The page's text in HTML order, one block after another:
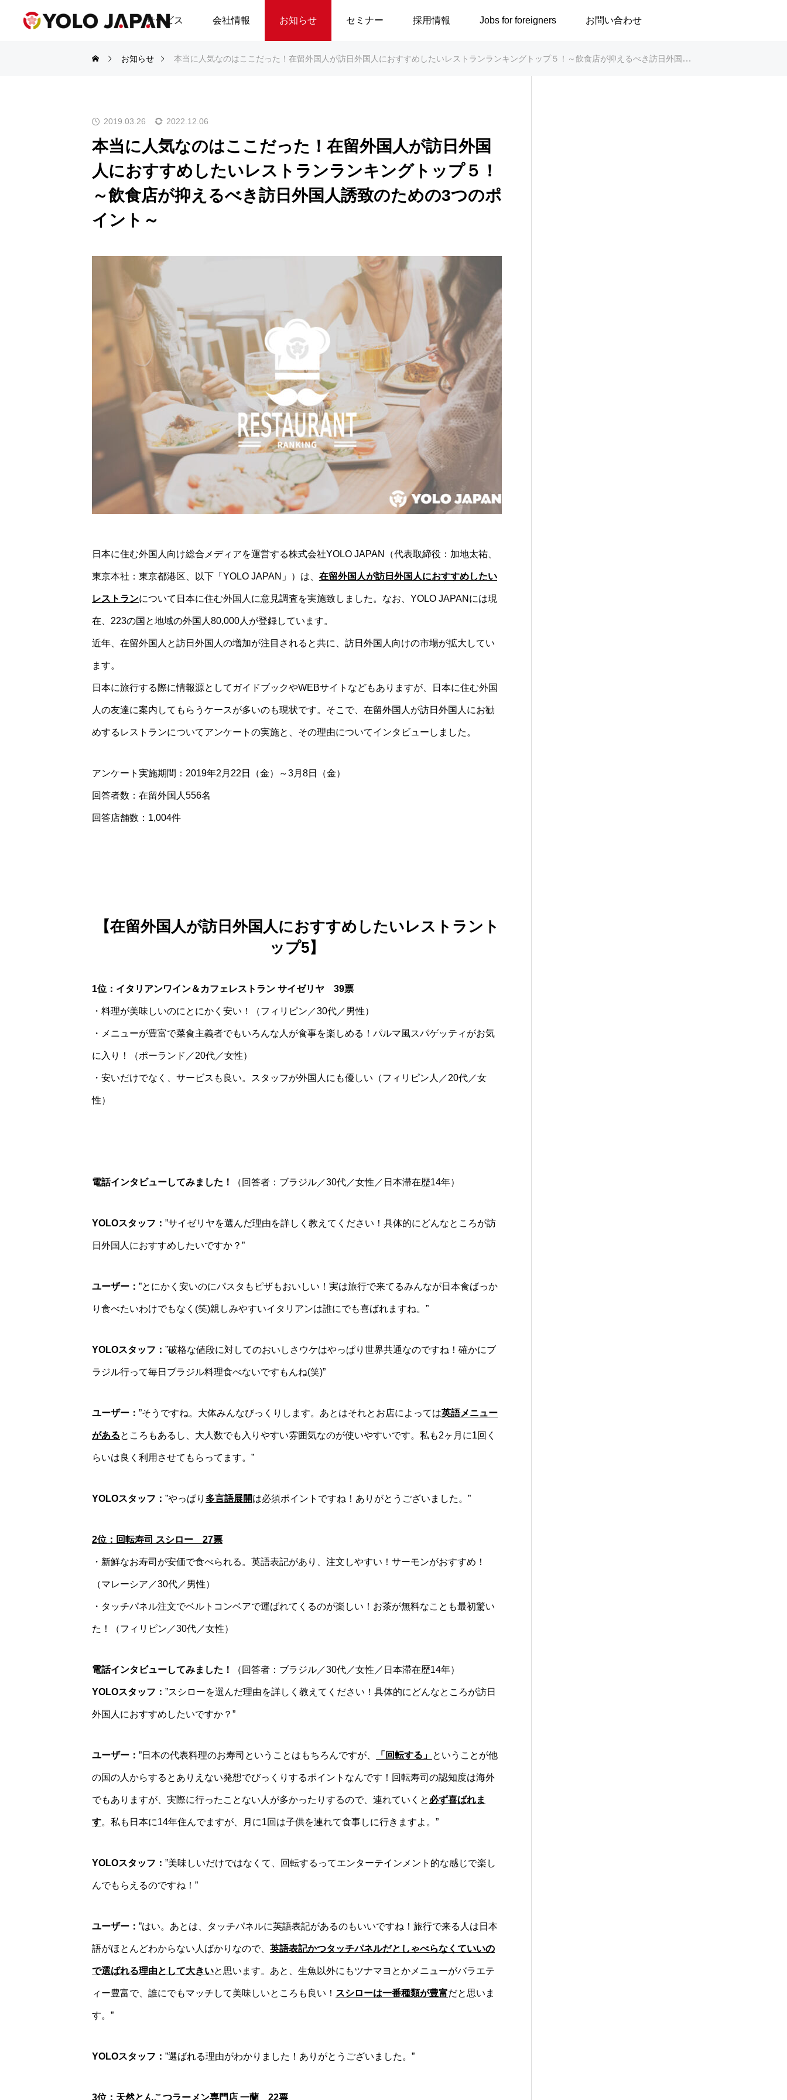
サービス 会社情報 お知らせ セミナー 採用情報 Jobs for foreigners お問い合わせ
お知らせ 本当に人気なのはここだった！在留外国人が訪日外国人におすすめしたいレストランランキングトップ５！～飲食店が抑えるべき訪日外国人誘致のための3つのポイント～
2019.03.26 2022.12.06
本当に人気なのはここだった！在留外国人が訪日外国
人におすすめしたいレストランランキングトップ５！
～飲食店が抑えるべき訪日外国人誘致のための3つのポ
イント～
日本に住む外国人向け総合メディアを運営する株式会社YOLO JAPAN（代表取締役：加地太祐、
東京本社：東京都港区、以下「YOLO JAPAN」）は、 在留外国人が訪日外国人におすすめしたい
レストランについて日本に住む外国人に意見調査を実施致しました。なお、YOLO JAPANには現
在、223の国と地域の外国人80,000人が登録しています。
近年、在留外国人と訪日外国人の増加が注目されると共に、訪日外国人向けの市場が拡大してい
ます。
日本に旅行する際に情報源としてガイドブックやWEBサイトなどもありますが、日本に住む外国
人の友達に案内してもらうケースが多いのも現状です。そこで、在留外国人が訪日外国人にお勧
めするレストランについてアンケートの実施と、その理由についてインタビューしました。
アンケート実施期間：2019年2月22日（金）～3月8日（金）
回答者数：在留外国人556名
回答店舗数：1,004件
【在留外国人が訪日外国人におすすめしたいレストラント
ップ5】
1位：イタリアンワイン＆カフェレストラン サイゼリヤ 39票
・料理が美味しいのにとにかく安い！（フィリピン／30代／男性）
・メニューが豊富で菜食主義者でもいろんな人が食事を楽しめる！パルマ風スパゲッティがお気
に入り！（ポーランド／20代／女性）
・安いだけでなく、サービスも良い。スタッフが外国人にも優しい（フィリピン人／20代／女
性）
電話インタビューしてみました！ （回答者：ブラジル／30代／女性／日本滞在歴14年）
YOLOスタッフ： ”サイゼリヤを選んだ理由を詳しく教えてください！具体的にどんなところが訪
日外国人におすすめしたいですか？”
ユーザー： ”とにかく安いのにパスタもピザもおいしい！実は旅行で来てるみんなが日本食ばっか
り食べたいわけでもなく(笑)親しみやすいイタリアンは誰にでも喜ばれますね。”
YOLOスタッフ： ”破格な値段に対してのおいしさウケはやっぱり世界共通なのですね！確かにブ
ラジル行って毎日ブラジル料理食べないですもんね(笑)”
ユーザー： ”そうですね。大体みんなびっくりします。あとはそれとお店によっては英語メニュー
があるところもあるし、大人数でも入りやすい雰囲気なのが使いやすいです。私も2ヶ月に1回く
らいは良く利用させてもらってます。”
YOLOスタッフ： ”やっぱり 多言語展開は必須ポイントですね！ありがとうございました。”
2位：回転寿司 スシロー 27票
・新鮮なお寿司が安価で食べられる。英語表記があり、注文しやすい！サーモンがおすすめ！
（マレーシア／30代／男性）
・タッチパネル注文でベルトコンベアで運ばれてくるのが楽しい！お茶が無料なことも最初驚い
た！（フィリピン／30代／女性）
電話インタビューしてみました！ （回答者：ブラジル／30代／女性／日本滞在歴14年）
YOLOスタッフ： ”スシローを選んだ理由を詳しく教えてください！具体的にどんなところが訪日
外国人におすすめしたいですか？”
ユーザー： ”日本の代表料理のお寿司ということはもちろんですが、 「回転する」 ということが他
の国の人からするとありえない発想でびっくりするポイントなんです！回転寿司の認知度は海外
でもありますが、実際に行ったことない人が多かったりするので、連れていくと 必ず喜ばれま
す。私も日本に14年住んでますが、月に1回は子供を連れて食事しに行きますよ。”
YOLOスタッフ： ”美味しいだけではなくて、回転するってエンターテインメント的な感じで楽し
んでもらえるのですね！”
ユーザー： ”はい。あとは、タッチパネルに英語表記があるのもいいですね！旅行で来る人は日本
語がほとんどわからない人ばかりなので、 英語表記かつタッチパネルだとしゃべらなくていいの
で選ばれる理由として大きいと思います。あと、生魚以外にもツナマヨとかメニューがバラエテ
ィー豊富で、誰にでもマッチして美味しいところも良い！ スシローは一番種類が豊富だと思いま
す。”
YOLOスタッフ： ”選ばれる理由がわかりました！ありがとうございました。”
3位：天然とんこつラーメン専門店 一蘭 22票